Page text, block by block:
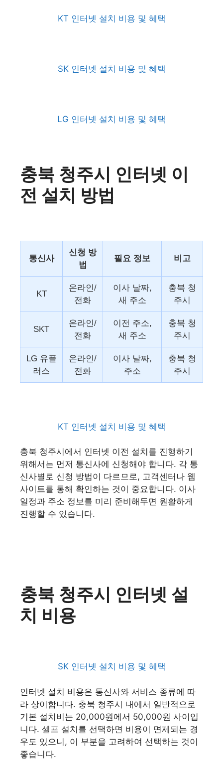
KT 인터넷 설치 비용 및 혜택
SK 인터넷 설치 비용 및 혜택
LG 인터넷 설치 비용 및 혜택
충북 청주시 인터넷 이
전 설치 방법
통신사
신청 방
법
필요 정보 비고
KT
온라인/
전화
이사 날짜,
새 주소
충북 청
주시
SKT
온라인/
전화
이전 주소,
새 주소
충북 청
주시
LG 유플
러스
온라인/
전화
이사 날짜,
주소
충북 청
주시
KT 인터넷 설치 비용 및 혜택
충북 청주시에서 인터넷 이전 설치를 진행하기
위해서는 먼저 통신사에 신청해야 합니다. 각 통
신사별로 신청 방법이 다르므로, 고객센터나 웹
사이트를 통해 확인하는 것이 중요합니다. 이사
일정과 주소 정보를 미리 준비해두면 원활하게
진행할 수 있습니다.
충북 청주시 인터넷 설
치 비용
SK 인터넷 설치 비용 및 혜택
인터넷 설치 비용은 통신사와 서비스 종류에 따
라 상이합니다. 충북 청주시 내에서 일반적으로
기본 설치비는 20,000원에서 50,000원 사이입
니다. 셀프 설치를 선택하면 비용이 면제되는 경
우도 있으니, 이 부분을 고려하여 선택하는 것이
좋습니다.